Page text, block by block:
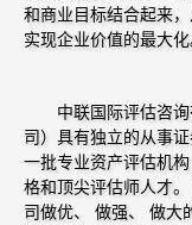
和商业目标结合起来
实现企业价值的最大化
中联国际评估咨询
司）具有独立的从事
一批专业资产评估机
格和顶尖评估师人才
司做优、 做强、 做大